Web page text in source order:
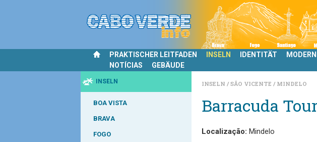
PRAKTISCHER LEITFADEN INSELN IDENTITÄT
NOTÍCIAS
GEBÄUDE
INSELN
BOA VISTA
BRAVA
FOGO
INSELN SÃO VICENTE MINDELO
Barracuda
Localização: Mindelo